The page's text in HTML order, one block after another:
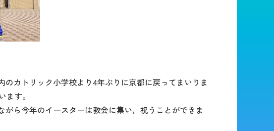
カトリック小学校より4年ぶりに京都に戻ってまいりま
す。
ら今年のイースターは教会に集い，祝うことができま